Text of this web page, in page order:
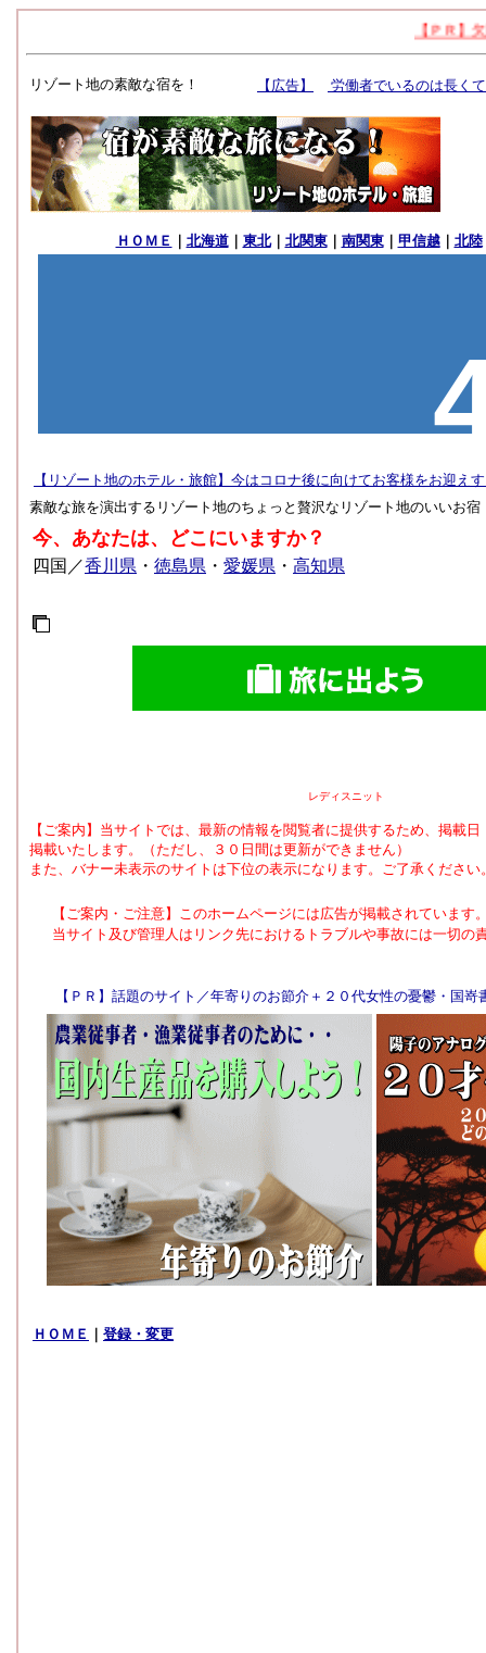
リゾート地の素敵な宿を！
素敵な旅を演出するリゾート地のちょっと贅沢なリゾート地のいいお宿
今、あなたは、どこにいますか？
四国／香川県 ・ 徳島県 ・ 愛媛県 ・ 高知県
レディスニット
【ご案内】当サイトでは、最新の情報を閲覧者に提供するため、掲載
掲載いたします。（ただし、３０日間は更新ができません）
また、バナー未表示のサイトは下位の表示になります。ご了承ください
ＨＯＭＥ 登録・変更